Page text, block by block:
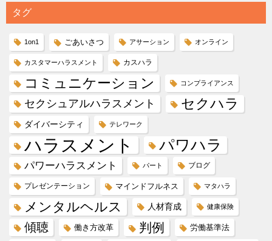
タグ
1on1 ごあいさつ アサーション オンライン
カスタマーハラスメント カスハラ
コミュニケーション コンプライアンス
セクシュアルハラスメント セクハラ
ダイバーシティ テレワーク
ハラスメント パワハラ
パワーハラスメント パート ブログ
プレゼンテーション マインドフルネス マタハラ
メンタルヘルス 人材育成 健康保険
傾聴 働き方改革 判例 労働基準法